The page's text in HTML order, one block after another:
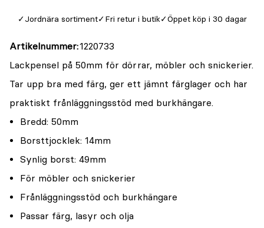
Jordnära sortiment Fri retur i butik Öppet köp i 30 dagar
Artikelnummer 1220733
Lackpensel på 50mm för dörrar, möbler och snickerier.
Tar upp bra med färg, ger ett jämnt färglager och har
praktiskt frånläggningsstöd med burkhängare.
Bredd: 50mm
Borsttjocklek: 14mm
Synlig borst: 49mm
För möbler och snickerier
Frånläggningsstöd och burkhängare
Passar färg, lasyr och olja